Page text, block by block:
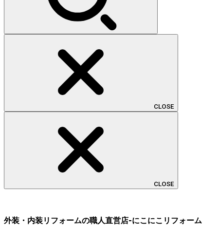
CLOSE
CLOSE
外装・内装リフォームの職人直営店-にこにこリフォーム